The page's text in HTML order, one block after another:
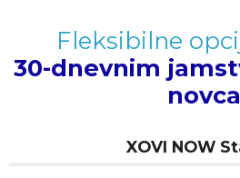
Fleksibilne
30-dnevnim
novca
XOVI NOW